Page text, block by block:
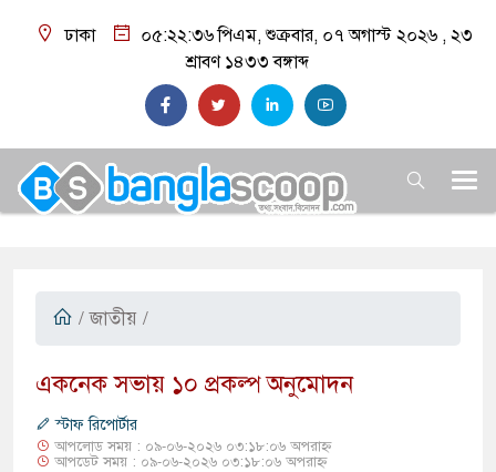
ঢাকা ০৫:২২:৩৭ পিএম, শুক্রবার, ০৭ অগাস্ট ২০২৬ ,২৩
শ্রাবণ ১৪৩৩ বঙ্গাব্দ
/ জাতীয় /
​একনেক সভায় ১০ প্রকল্প অনুমোদন
স্টাফ রিপোর্টার
আপলোড সময় : ০৯-০৬-২০২৬ ০৩:১৮:০৬ অপরাহ্ন
আপডেট সময় : ০৯-০৬-২০২৬ ০৩:১৮:০৬ অপরাহ্ন